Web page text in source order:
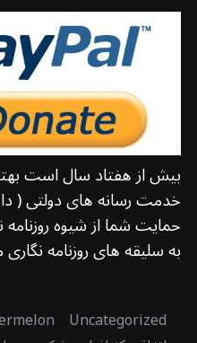
بیش از هفتاد سال است
خدمت رسانه های دولتی (
حمایت شما از شیوه روزنامه
به سلیقه های روزنامه نگاری
Uncategorized